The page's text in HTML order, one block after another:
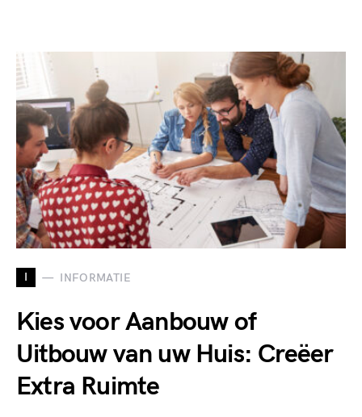
I INFORMATIE
Kies voor Aanbouw of
Uitbouw van uw Huis: Creëer
Extra Ruimte